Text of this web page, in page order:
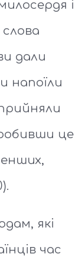
і
дали
напоїли
це
які
час